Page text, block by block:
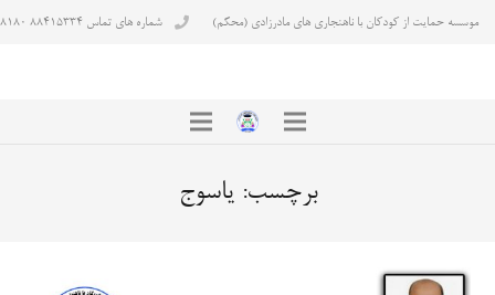
موسسه حمایت از کودکان با ناهنجاری های مادرزادی (محکم) شماره های تماس ۸۸۴۱۵۳۳۴ ۸۸۴۳۸۱۸۰
برچسب: یاسوج